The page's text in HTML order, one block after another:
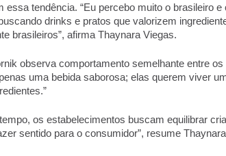
essa tendência. “Eu percebo muito o brasileiro
drinks e pratos que valorizem
brasileiros”, afirma Thaynara Viegas.
observa comportamento semelhante entre
uma bebida saborosa; elas querem viver
os estabelecimentos buscam equilibrar
sentido para o consumidor”, resume